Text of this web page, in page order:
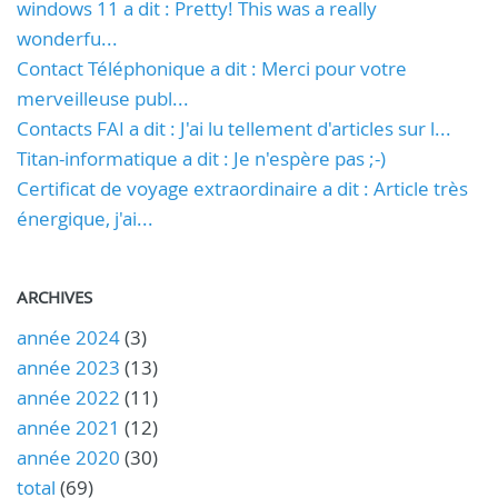
windows 11 a dit : Pretty! This was a really
wonderfu...
Contact Téléphonique a dit : Merci pour votre
merveilleuse publ...
Contacts FAI a dit : J'ai lu tellement d'articles sur l...
Titan-informatique a dit : Je n'espère pas ;-)
Certificat de voyage extraordinaire a dit : Article très
énergique, j'ai...
ARCHIVES
année 2024(3)
année 2023 (13)
année 2022 (11)
année 2021 (12)
année 2020 (30)
total (69)